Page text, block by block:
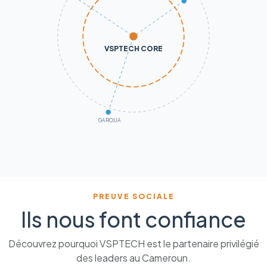
VSPTECH CORE
GAROUA
PREUVE SOCIALE
Ils nous font confiance
Découvrez pourquoi VSPTECH est le partenaire privilégié
des leaders au Cameroun.